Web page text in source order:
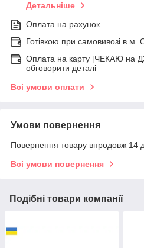
Детальніше
Оплата на рахунок
Готівкою при самовивозі в м.
Оплата на карту [ЧЕКАЮ на
обговорити деталі
Всі умови оплати
Умови повернення
Повернення товару впродовж 14
Всі умови повернення
Подібні товари компанії